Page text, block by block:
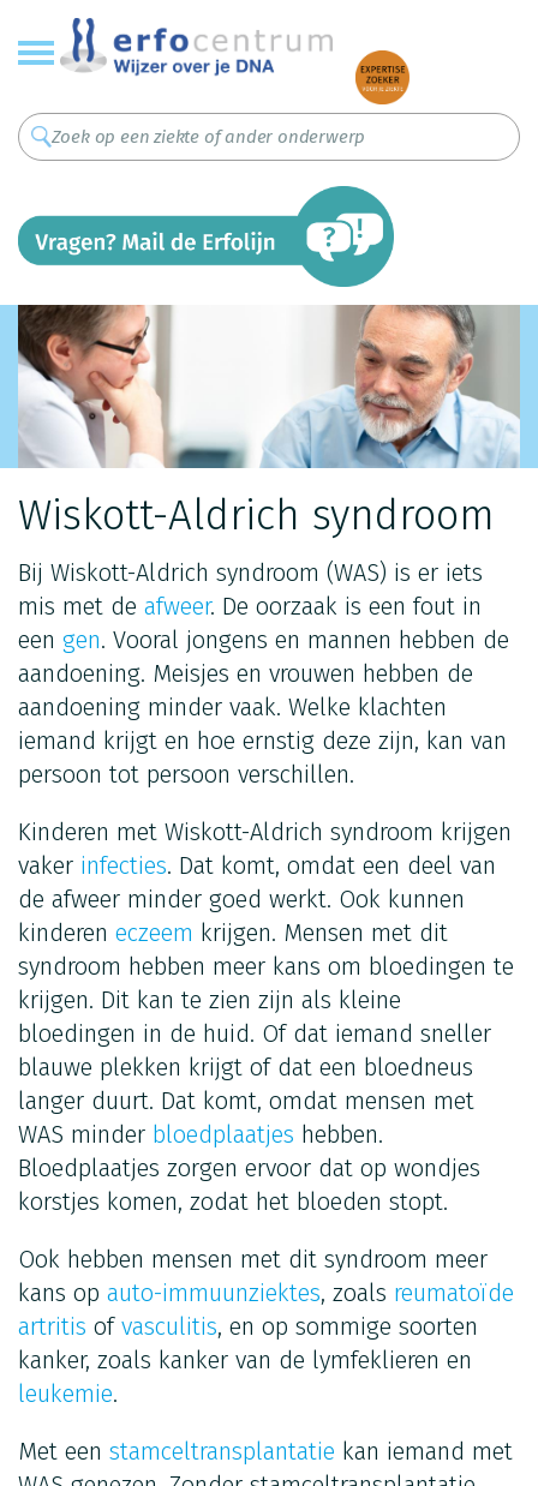
Overslaan
en
naar
inhoud
gaan
Wiskott-Aldrich syndroom
Bij Wiskott-Aldrich syndroom (WAS) is er iets
mis met de afweer. De oorzaak is een fout in
een gen. Vooral jongens en mannen hebben de
aandoening. Meisjes en vrouwen hebben de
aandoening minder vaak. Welke klachten
iemand krijgt en hoe ernstig deze zijn, kan van
persoon tot persoon verschillen.
Kinderen met Wiskott-Aldrich syndroom krijgen
vaker infecties. Dat komt, omdat een deel van
de afweer minder goed werkt. Ook kunnen
kinderen eczeem krijgen. Mensen met dit
syndroom hebben meer kans om bloedingen te
krijgen. Dit kan te zien zijn als kleine
bloedingen in de huid. Of dat iemand sneller
blauwe plekken krijgt of dat een bloedneus
langer duurt. Dat komt, omdat mensen met
WAS minder bloedplaatjes hebben.
Bloedplaatjes zorgen ervoor dat op wondjes
korstjes komen, zodat het bloeden stopt.
Ook hebben mensen met dit syndroom meer
kans op auto-immuunziektes, zoals reumatoïde
artritis of vasculitis, en op sommige soorten
kanker, zoals kanker van de lymfeklieren en
leukemie.
Met een stamceltransplantatie kan iemand met